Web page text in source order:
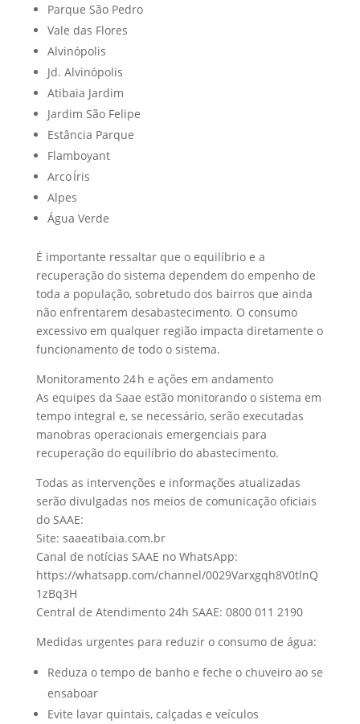
Parque São Pedro
Vale das Flores
Alvinópolis
Jd. Alvinópolis
Atibaia Jardim
Jardim São Felipe
Estância Parque
Flamboyant
Arco Íris
Alpes
Água Verde
É importante ressaltar que o equilíbrio e a
recuperação do sistema dependem do empenho de
toda a população, sobretudo dos bairros que ainda
não enfrentarem desabastecimento. O consumo
excessivo em qualquer região impacta diretamente o
funcionamento de todo o sistema.
Monitoramento 24 h e ações em andamento
As equipes da Saae estão monitorando o sistema em
tempo integral e, se necessário, serão executadas
manobras operacionais emergenciais para
recuperação do equilíbrio do abastecimento.
Todas as intervenções e informações atualizadas
serão divulgadas nos meios de comunicação oficiais
do SAAE:
Site: saaeatibaia.com.br
Canal de notícias SAAE no WhatsApp:
https://whatsapp.com/channel/0029Varxgqh8V0tlnQ
1zBq3H
Central de Atendimento 24h SAAE: 0800 011 2190
Medidas urgentes para reduzir o consumo de água:
Reduza o tempo de banho e feche o chuveiro ao se
ensaboar
Evite lavar quintais, calçadas e veículos